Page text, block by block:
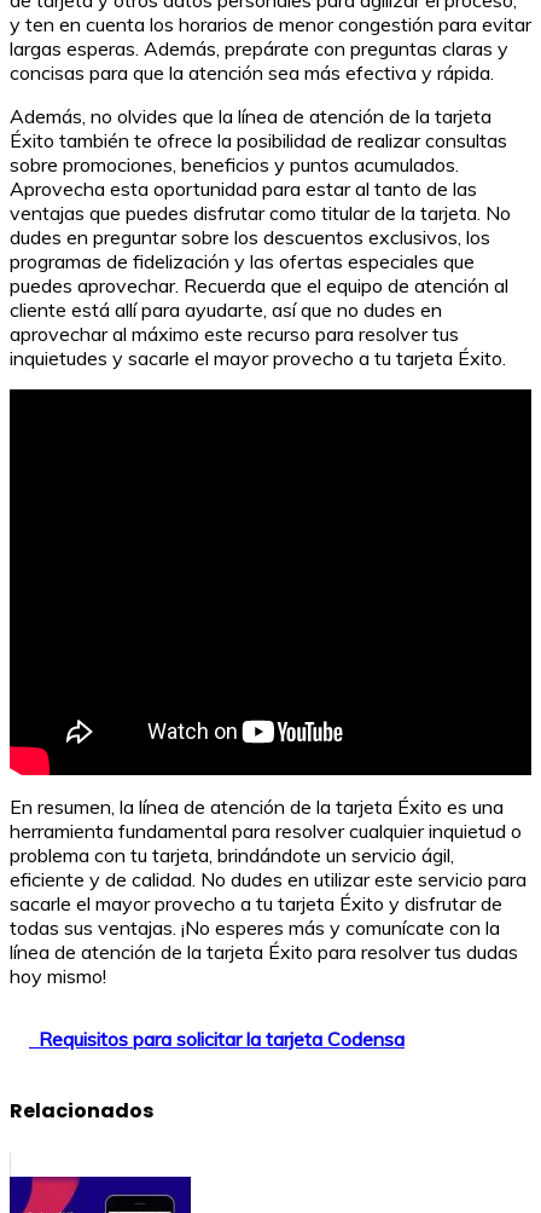
y ten en cuenta los horarios de menor congestión para evitar
largas esperas. Además, prepárate con preguntas claras y
concisas para que la atención sea más efectiva y rápida.
Además, no olvides que la línea de atención de la tarjeta
Éxito también te ofrece la posibilidad de realizar consultas
sobre promociones, beneficios y puntos acumulados.
Aprovecha esta oportunidad para estar al tanto de las
ventajas que puedes disfrutar como titular de la tarjeta. No
dudes en preguntar sobre los descuentos exclusivos, los
programas de fidelización y las ofertas especiales que
puedes aprovechar. Recuerda que el equipo de atención al
cliente está allí para ayudarte, así que no dudes en
aprovechar al máximo este recurso para resolver tus
inquietudes y sacarle el mayor provecho a tu tarjeta Éxito.
En resumen, la línea de atención de la tarjeta Éxito es una
herramienta fundamental para resolver cualquier inquietud o
problema con tu tarjeta, brindándote un servicio ágil,
eficiente y de calidad. No dudes en utilizar este servicio para
sacarle el mayor provecho a tu tarjeta Éxito y disfrutar de
todas sus ventajas. ¡No esperes más y comunícate con la
línea de atención de la tarjeta Éxito para resolver tus dudas
hoy mismo!
Requisitos para solicitar la tarjeta Codensa
Relacionados